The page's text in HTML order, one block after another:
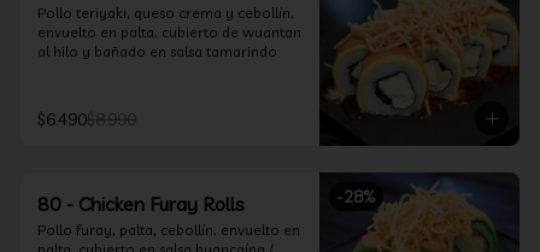
Pollo teriyaki, queso crema y cebollín,
envuelto en palta, cubierto de wuantan
al hilo y bañado en salsa tamarindo
$6.490$8.990
-28%
80 - Chicken Furay Rolls
Pollo furay, palta, cebollín, envuelto en